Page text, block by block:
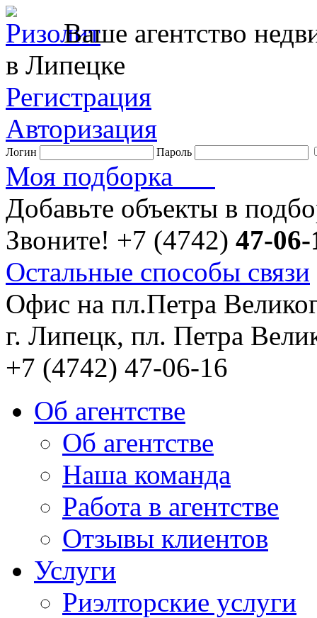
Ваше агентство
в Липецке
Регистрация
Авторизация
Логин Пароль
Моя подборка
Добавьте объекты в
Звоните! +7 (4742) 47-06-
Остальные способы связи
Офис на пл.Петра
г. Липецк, пл. Петра
+7 (4742) 47-06-16
Об агентстве
Об агентстве
Наша команда
Работа в агентстве
Отзывы клиентов
Услуги
Риэлторские услуги